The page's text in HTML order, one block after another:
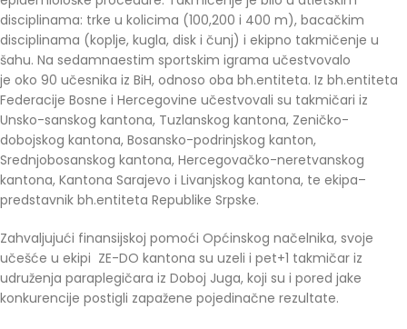
disciplinama: trke u kolicima (100,200 i 400 m), bacačkim
disciplinama (koplje, kugla, disk i čunj) i ekipno takmičenje u
šahu. Na sedamnaestim sportskim igrama učestvovalo
je oko 90 učesnika iz BiH, odnoso oba bh.entiteta. Iz bh.entiteta
Federacije Bosne i Hercegovine učestvovali su takmičari iz
Unsko-sanskog kantona, Tuzlanskog kantona, Zeničko-
dobojskog kantona, Bosansko-podrinjskog kanton,
Srednjobosanskog kantona, Hercegovačko-neretvanskog
kantona, Kantona Sarajevo i Livanjskog kantona, te ekipa–
predstavnik bh.entiteta Republike Srpske.
Zahvaljujući finansijskoj pomoći Općinskog načelnika, svoje
učešće u ekipi ZE-DO kantona su uzeli i pet+1 takmičar iz
udruženja paraplegičara iz Doboj Juga, koji su i pored jake
konkurencije postigli zapažene pojedinačne rezultate.